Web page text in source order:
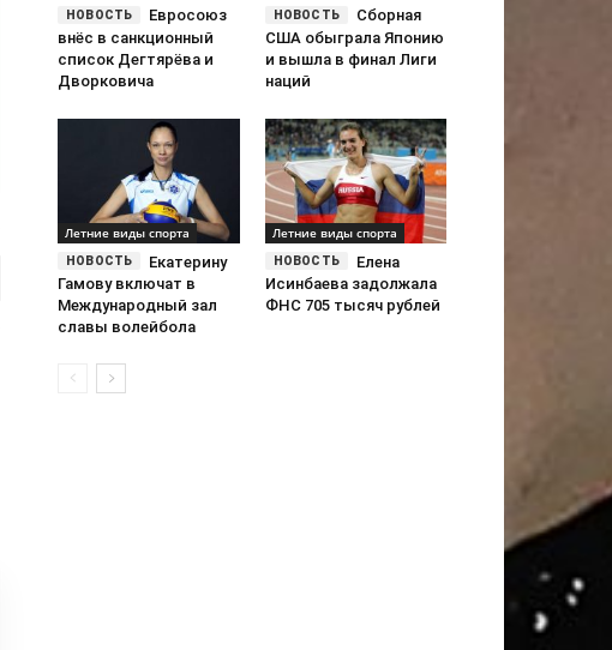
Евросоюз
внёс в санкционный
список Дегтярёва и
Дворковича
Сборная
США обыграла Японию
и вышла в финал Лиги
наций
Летние виды спорта
Екатерину
Гамову включат в
Международный зал
славы волейбола
Летние виды спорта
Елена
Исинбаева задолжала
ФНС 705 тысяч рублей